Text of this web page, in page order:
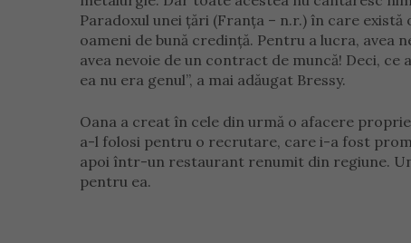
Paradoxul unei țări (Franța – n.r.) în care
oameni de bună credință. Pentru a lucra, avea
avea nevoie de un contract de muncă! Deci,
ea nu era genul”, a mai adăugat Bressy.
Oana a creat în cele din urmă o afacere
a-l folosi pentru o recrutare, care i-a fost
apoi într-un restaurant renumit din regiune.
pentru ea.